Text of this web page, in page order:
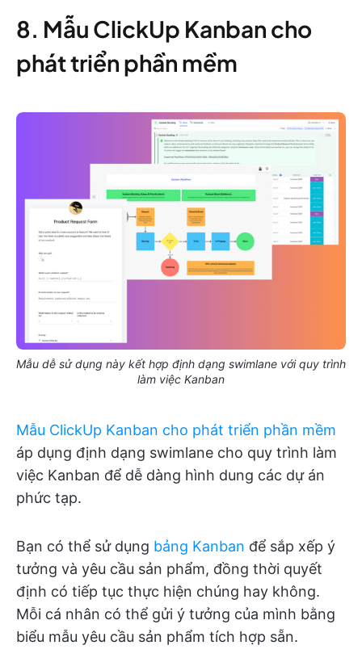
8. Mẫu ClickUp Kanban cho
phát triển phần mềm
Mẫu dễ sử dụng này kết hợp định dạng swimlane với quy trình
làm việc Kanban
Mẫu ClickUp Kanban cho phát triển phần mềm
áp dụng định dạng swimlane cho quy trình làm
việc Kanban để dễ dàng hình dung các dự án
phức tạp.
Bạn có thể sử dụng bảng Kanban để sắp xếp ý
tưởng và yêu cầu sản phẩm, đồng thời quyết
định có tiếp tục thực hiện chúng hay không.
Mỗi cá nhân có thể gửi ý tưởng của mình bằng
biểu mẫu yêu cầu sản phẩm tích hợp sẵn.